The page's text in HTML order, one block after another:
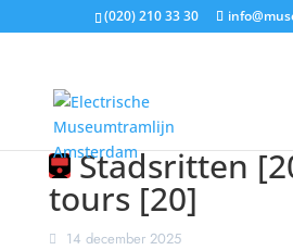
(020) 210 33 30
Stadsritten
tours [20]
14 december 2025